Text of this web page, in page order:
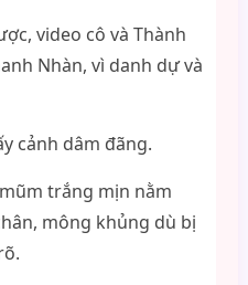
video cô và Thành
Nhàn, vì danh dự và
cảnh dâm đãng.
trắng mịn nằm
mông khủng dù bị